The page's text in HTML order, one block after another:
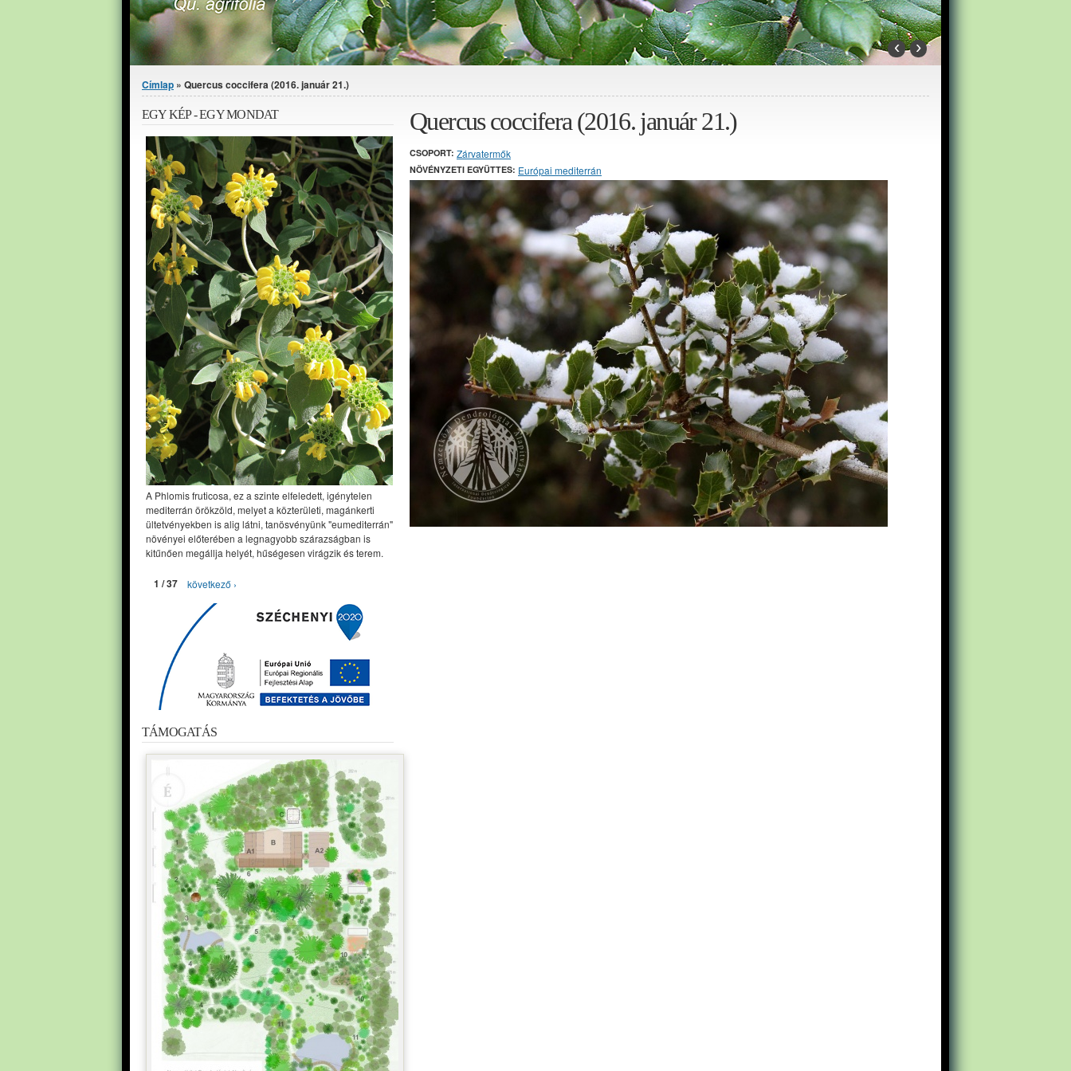
‹ ›
Jelenlegi hely
Címlap » Quercus coccifera (2016. január 21.)
Quercus coccifera (2016. január 21.)
CSOPORT: Zárvatermők
NÖVÉNYZETI EGYÜTTES: Európai mediterrán
EGY KÉP - EGY MONDAT
A Phlomis fruticosa, ez a szinte elfeledett, igénytelen
mediterrán örökzöld, melyet a közterületi, magánkerti
ültetvényekben is alig látni, tanösvényünk "eumediterrán"
növényei előterében a legnagyobb szárazságban is
kitűnően megállja helyét, hűségesen virágzik és terem.
1 / 37 következő ›
TÁMOGATÁS